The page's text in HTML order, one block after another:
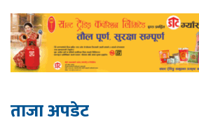
ताजा अपडेट